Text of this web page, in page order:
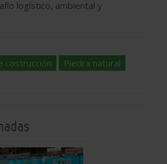
logístico, ambiental y
costrucción Piedra natural